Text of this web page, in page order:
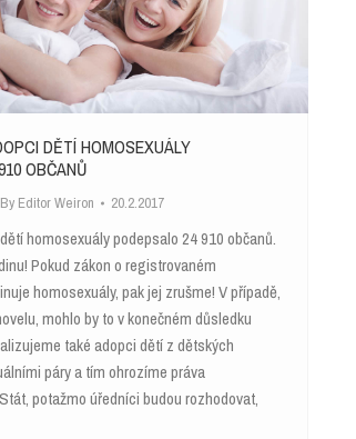
DĚTÍ HOMOSEXUÁLY
OBČANŮ
By Editor Weiron 20.2.2017
homosexuály podepsalo 24 910 občanů.
Pokud zákon o registrovaném
homosexuály, pak jej zrušme! V případě,
mohlo by to v konečném důsledku
také adopci dětí z dětských
páry a tím ohrozíme práva
potažmo úředníci budou rozhodovat,